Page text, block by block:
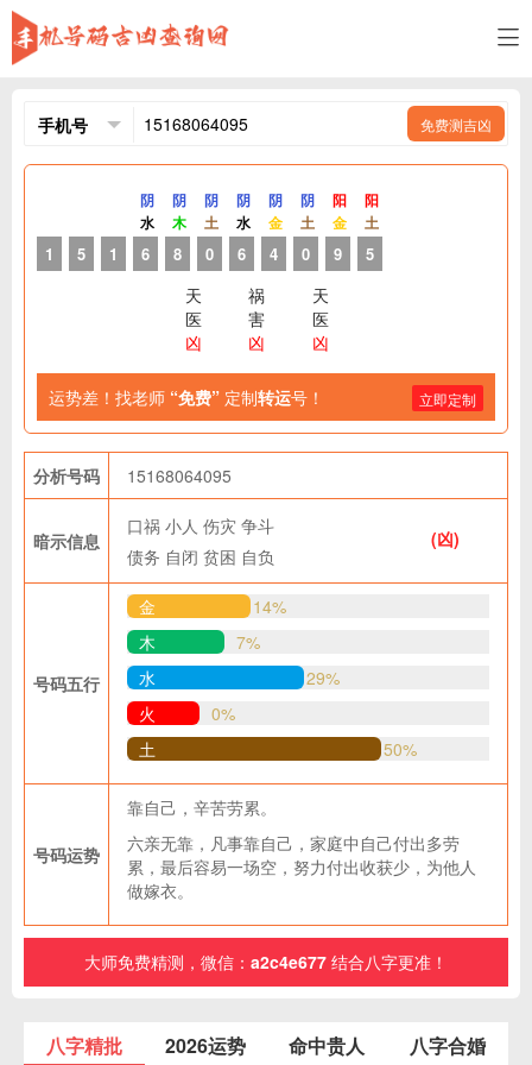
免费测吉凶
1 5 1
阴
水
6
阴
木
8
阴
土
0
阴
水
6
天
医
凶
阴
金
4
祸
害
凶
阴
土
0
阳
金
9
阳
土
5
天
医
凶
运势差！找老师 “免费” 定制转运号！ 立即定制
分析号码 15168064095
暗示信息
口祸 小人 伤灾 争斗
债务 自闭 贫困 自负
(凶)
号码五行
金
14%
木
7%
水
29%
火
0%
土
50%
号码运势
靠自己，辛苦劳累。
六亲无靠，凡事靠自己，家庭中自己付出多劳
累，最后容易一场空，努力付出收获少，为他人
做嫁衣。
大师免费精测，微信： a2c4e677 结合八字更准！
八字精批 2026运势 命中贵人 八字合婚